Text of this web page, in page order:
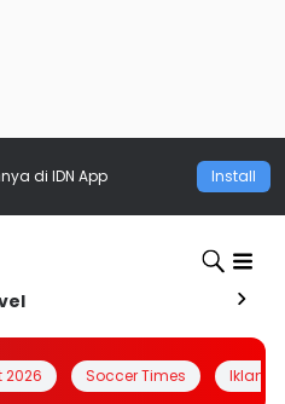
di IDN App Install
Soccer Times Iklanin